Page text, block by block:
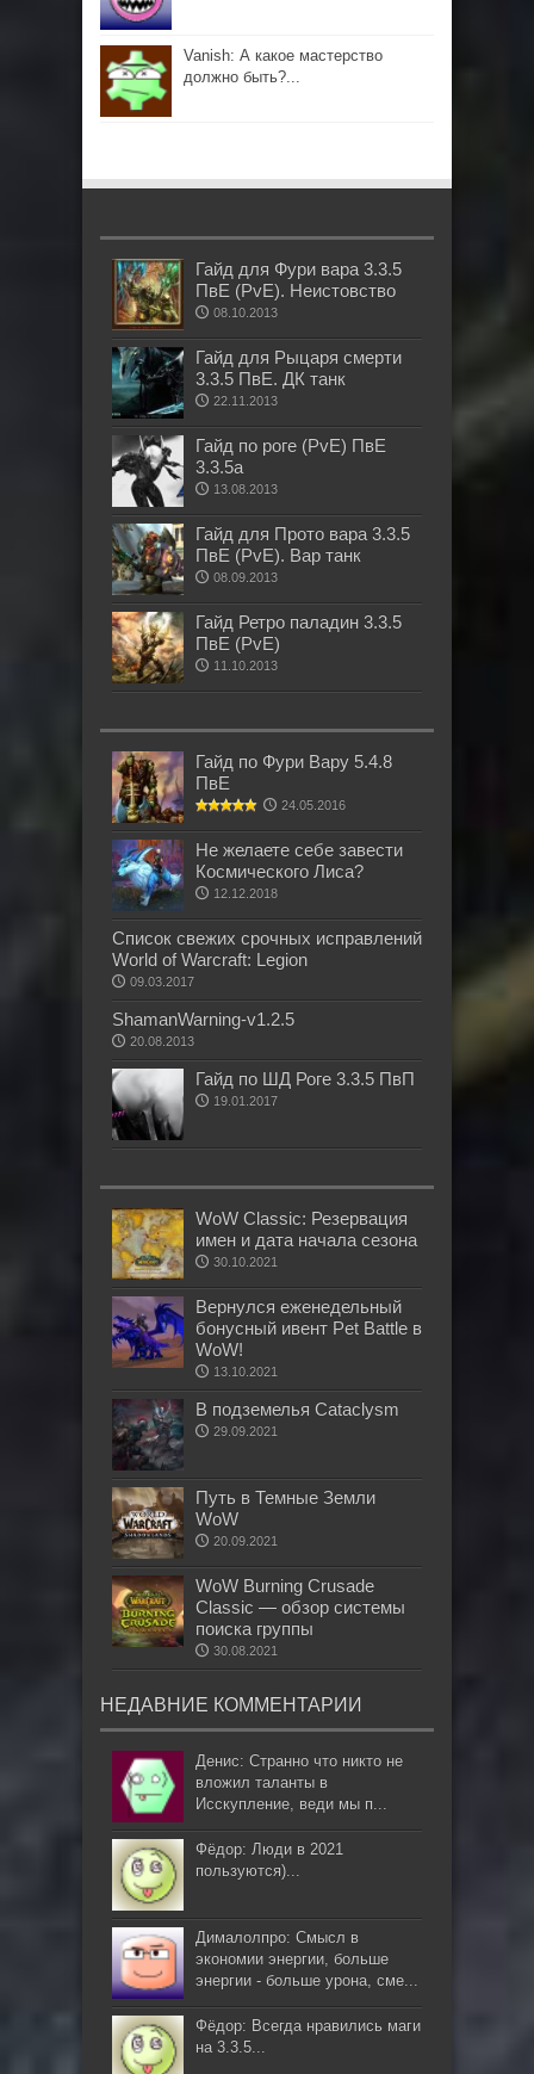
Vanish: А какое мастерство
должно быть?...
Гайд для Фури вара 3.3.5
ПвЕ (PvE). Неистовство
08.10.2013
Гайд для Рыцаря смерти
3.3.5 ПвЕ. ДК танк
22.11.2013
Гайд по роге (PvE) ПвЕ
3.3.5а
13.08.2013
Гайд для Прото вара 3.3.5
ПвЕ (PvE). Вар танк
08.09.2013
Гайд Ретро паладин 3.3.5
ПвЕ (PvE)
11.10.2013
Гайд по Фури Вару 5.4.8
ПвЕ
24.05.2016
Не желаете себе завести
Космического Лиса?
12.12.2018
Список свежих срочных исправлений
World of Warcraft: Legion
09.03.2017
ShamanWarning-v1.2.5
20.08.2013
Гайд по ШД Роге 3.3.5 ПвП
19.01.2017
WoW Classic: Резервация
имен и дата начала сезона
30.10.2021
Вернулся еженедельный
бонусный ивент Pet Battle в
WoW!
13.10.2021
В подземелья Cataclysm
29.09.2021
Путь в Темные Земли
WoW
20.09.2021
WoW Burning Crusade
Classic — обзор системы
поиска группы
30.08.2021
НЕДАВНИЕ КОММЕНТАРИИ
Денис: Странно что никто не
вложил таланты в
Исскупление, веди мы п...
Фёдор: Люди в 2021
пользуются)...
Дималолпро: Смысл в
экономии энергии, больше
энергии - больше урона, сме...
Фёдор: Всегда нравились маги
на 3.3.5...